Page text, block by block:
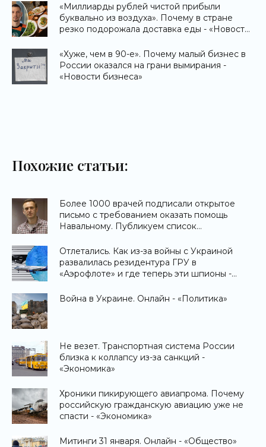
«Миллиарды рублей чистой прибыли
буквально из воздуха». Почему в стране
резко подорожала доставка еды - «Новости
«Хуже, чем в 90-е». Почему малый бизнес в
России оказался на грани вымирания -
«Новости бизнеса»
Похожие статьи:
Более 1000 врачей подписали открытое
письмо с требованием оказать помощь
Навальному. Публикуем список
Отлетались. Как из-за войны с Украиной
развалилась резидентура ГРУ в
«Аэрофлоте» и где теперь эти шпионы -
Война в Украине. Онлайн - «Политика»
Не везет. Транспортная система России
близка к коллапсу из-за санкций -
«Экономика»
Хроники пикирующего авиапрома. Почему
российскую гражданскую авиацию уже не
спасти - «Экономика»
Митинги 31 января. Онлайн - «Общество»